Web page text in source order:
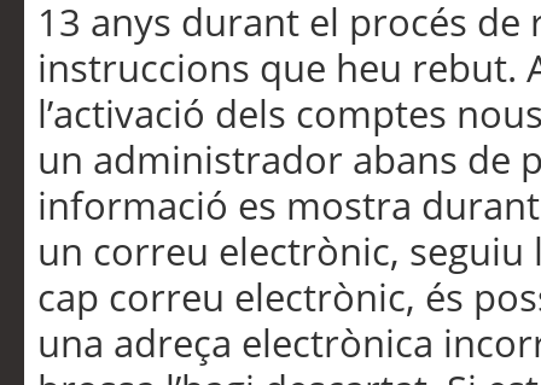
13 anys durant el procés de
instruccions que heu rebut.
l’activació dels comptes
un administrador abans de
informació es mostra
un correu electrònic,
cap correu electrònic, és
una adreça electrònica